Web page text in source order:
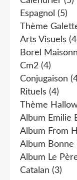
Espagnol (5)
Thème
Arts Visuels
Borel
Cm2 (4)
Conjugaison
Rituels (4)
Thème
Album Emilie
Album From
Album Bonne
Album Le
Catalan (3)